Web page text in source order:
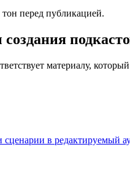
перед публикацией.
материалу,
в редактируемый